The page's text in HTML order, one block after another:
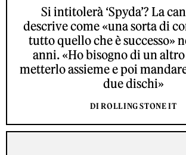
Si intitolerà ‘Spyda’? La
descrive come «una sorta di
tutto quello che è successo»
anni. «Ho bisogno di un
metterlo assieme e poi
due dischi»
DI ROLLING STONE IT